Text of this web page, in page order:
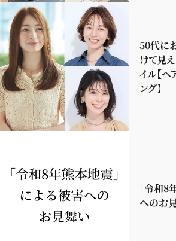
50代に
けて見
イル【
ング】
「令和8
へのお